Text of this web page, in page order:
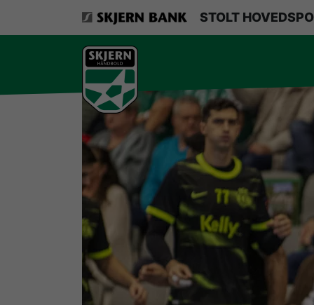
STOLT
VerdensMindsteStorklub
Sponsorer
Billetsalg / sæsonkort
Presse
Samarbejdsklubber
Skjern Bank Grand Prix
Nyhedsbrev